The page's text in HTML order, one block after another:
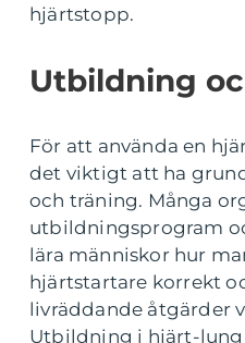
hjärtstopp.
Utbildning
För att använda en
det viktigt att ha
och träning. Många
utbildningsprogram
lära människor hur
hjärtstartare korrekt
livräddande åtgärder
Utbildning i hjärt-